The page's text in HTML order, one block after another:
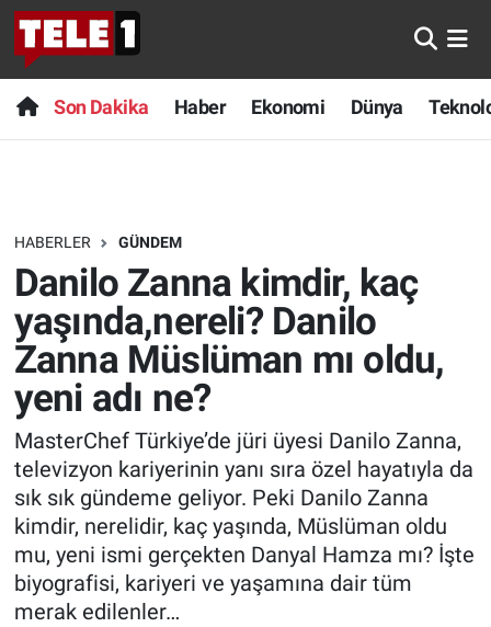
Son Dakika Haber Ekonomi Dünya
HABERLER GÜNDEM
Danilo Zanna kimdir, kaç
yaşında,nereli? Danilo
Zanna Müslüman mı oldu,
yeni adı ne?
MasterChef Türkiye’de jüri üyesi Danilo Zanna,
televizyon kariyerinin yanı sıra özel hayatıyla da
sık sık gündeme geliyor. Peki Danilo Zanna
kimdir, nerelidir, kaç yaşında, Müslüman oldu
mu, yeni ismi gerçekten Danyal Hamza mı? İşte
biyografisi, kariyeri ve yaşamına dair tüm
merak edilenler…
Anında Manşet
Başka Sohbetler
Bilim turu
Bilim ve Teknoloji Evreni
Doğa Konuşuyor
Dünya
Ege Saati
Ege'den Esintiler
Eğitim
Son Dakika
Haber
Dünya
Teknoloji
Sağlık
Spor
Yayın Akışı
İletişim
Nöbetçi Eczaneler
Hava Durumu
Trafik Durumu
Süper Lig Puan Durumu ve Fikstür
Tüm Manşetler
Son Dakika Haberleri
Haber Arşivi